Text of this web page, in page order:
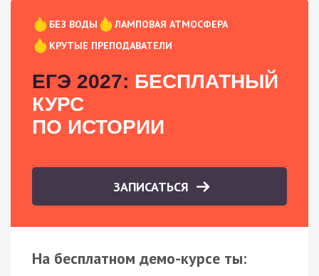
БЕЗ ВОДЫ
ЛАМПОВАЯ АТМОСФЕРА
КРУТЫЕ ПРЕПОДАВАТЕЛИ
ЕГЭ 2027: БЕСПЛАТНЫЙ
КУРС
ПО ИСТОРИИ
ЗАПИСАТЬСЯ
На бесплатном демо-курсе ты: